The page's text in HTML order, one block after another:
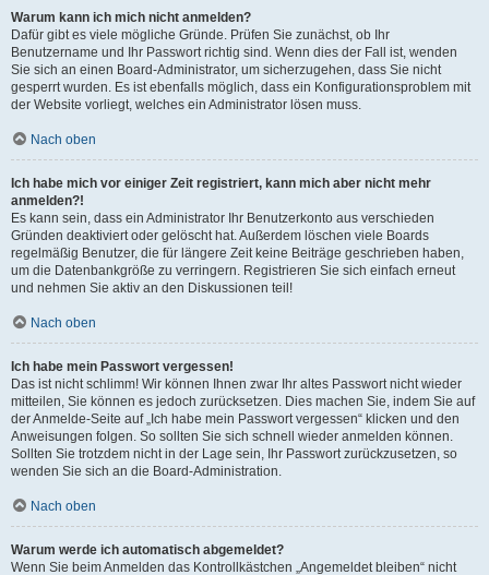
Warum kann ich mich nicht anmelden?
Dafür gibt es viele mögliche Gründe. Prüfen Sie zunächst, ob Ihr
Benutzername und Ihr Passwort richtig sind. Wenn dies der Fall ist, wenden
Sie sich an einen Board-Administrator, um sicherzugehen, dass Sie nicht
gesperrt wurden. Es ist ebenfalls möglich, dass ein Konfigurationsproblem mit
der Website vorliegt, welches ein Administrator lösen muss.
Nach oben
Ich habe mich vor einiger Zeit registriert, kann mich aber nicht mehr
anmelden?!
Es kann sein, dass ein Administrator Ihr Benutzerkonto aus verschieden
Gründen deaktiviert oder gelöscht hat. Außerdem löschen viele Boards
regelmäßig Benutzer, die für längere Zeit keine Beiträge geschrieben haben,
um die Datenbankgröße zu verringern. Registrieren Sie sich einfach erneut
und nehmen Sie aktiv an den Diskussionen teil!
Nach oben
Ich habe mein Passwort vergessen!
Das ist nicht schlimm! Wir können Ihnen zwar Ihr altes Passwort nicht wieder
mitteilen, Sie können es jedoch zurücksetzen. Dies machen Sie, indem Sie auf
der Anmelde-Seite auf „Ich habe mein Passwort vergessen“ klicken und den
Anweisungen folgen. So sollten Sie sich schnell wieder anmelden können.
Sollten Sie trotzdem nicht in der Lage sein, Ihr Passwort zurückzusetzen, so
wenden Sie sich an die Board-Administration.
Nach oben
Warum werde ich automatisch abgemeldet?
Wenn Sie beim Anmelden das Kontrollkästchen „Angemeldet bleiben“ nicht